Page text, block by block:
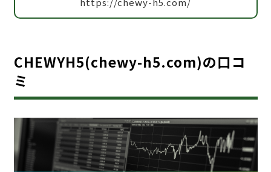
CHEWYH5(chewy-h5.com)の口コ
ミ